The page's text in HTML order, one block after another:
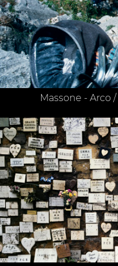
Massone - Arco /